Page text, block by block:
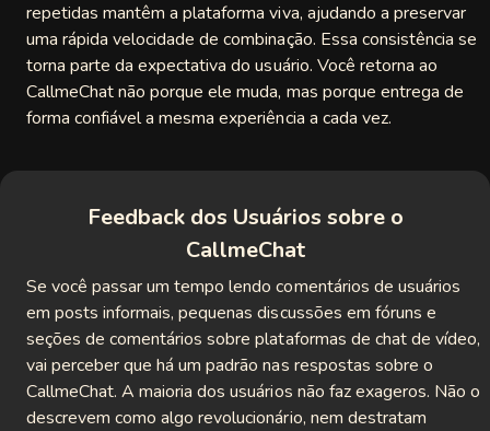
repetidas mantêm a plataforma viva, ajudando a preservar
uma rápida velocidade de combinação. Essa consistência se
torna parte da expectativa do usuário. Você retorna ao
CallmeChat não porque ele muda, mas porque entrega de
forma confiável a mesma experiência a cada vez.
Feedback dos Usuários sobre o
CallmeChat
Se você passar um tempo lendo comentários de usuários
em posts informais, pequenas discussões em fóruns e
seções de comentários sobre plataformas de chat de vídeo,
vai perceber que há um padrão nas respostas sobre o
CallmeChat. A maioria dos usuários não faz exageros. Não o
descrevem como algo revolucionário, nem destratam